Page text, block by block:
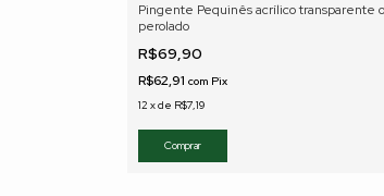
Pingente Pequinês acrílico transparente
perolado
R$69,90
R$62,91 com Pix
12 xde R$7,19
Comprar